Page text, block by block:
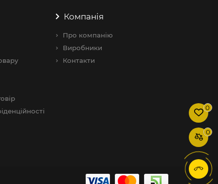
Компанія
Про компанію
Виробники
Контакти
0
0